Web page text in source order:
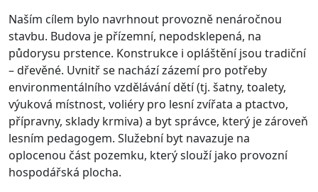
Naším cílem bylo navrhnout provozně nenáročnou
stavbu. Budova je přízemní, nepodsklepená, na
půdorysu prstence. Konstrukce i opláštění jsou tradiční
– dřevěné. Uvnitř se nachází zázemí pro potřeby
environmentálního vzdělávání dětí (tj. šatny, toalety,
výuková místnost, voliéry pro lesní zvířata a ptactvo,
přípravny, sklady krmiva) a byt správce, který je zároveň
lesním pedagogem. Služební byt navazuje na
oplocenou část pozemku, který slouží jako provozní
hospodářská plocha.